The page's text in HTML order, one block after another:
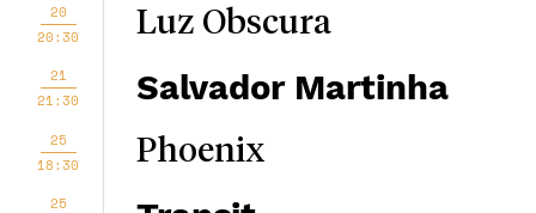
20
20:30
Luz Obscura
21
21:30
Salvador Martinha
25
18:30
Phoenix
25